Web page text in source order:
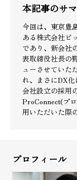
本記事のサ
今回は、東京豊
ある株式会社ビ
であり、新会社
表取締役社長の
ューさせていた
れ、まさにDX
会社設立の採用
ProConnect(プ
用いただいた際
プロフィール